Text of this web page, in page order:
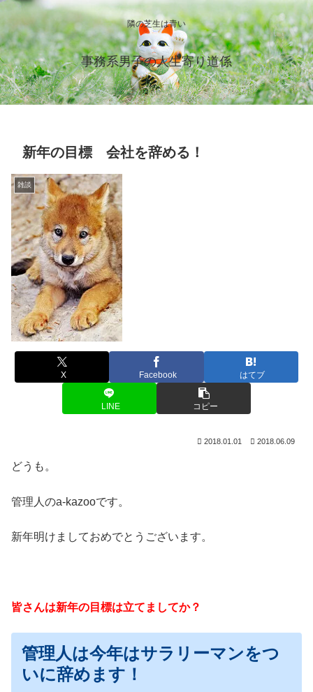
隣の芝生は青い
事務系男子の人生寄り道係
新年の目標 会社を辞める！
雑談
X Facebook はてブ
LINE コピー
2018.01.01 2018.06.09
どうも。
管理人のa-kazooです。
新年明けましておめでとうございます。
皆さんは新年の目標は立てましてか？
管理人は今年はサラリーマンをつ
いに辞めます！